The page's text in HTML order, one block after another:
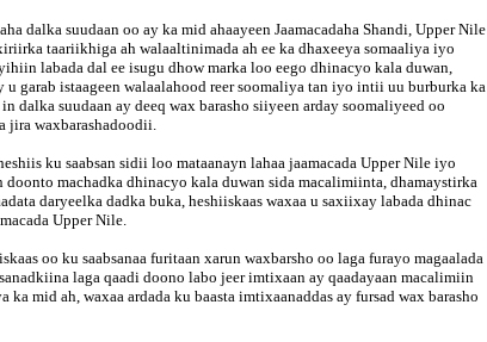
dalka suudaan oo ay ka mid ahaayeen Jaamacadaha Shandi, Upper Nile
taariikhiga ah walaaltinimada ah ee ka dhaxeeya somaaliya iyo
labada dal ee isugu dhow marka loo eego dhinacyo kala duwan,
garab istaageen walaalahood reer soomaliya tan iyo intii uu burburka ka
suudaan ay deeq wax barasho siiyeen arday soomaliyeed oo
waxbarashadoodii.
ku saabsan sidii loo mataanayn lahaa jaamacada Upper Nile iyo
machadka dhinacyo kala duwan sida macalimiinta, dhamaystirka
daryeelka dadka buka, heshiiskaas waxaa u saxiixay labada dhinac
Upper Nile.
oo ku saabsanaa furitaan xarun waxbarsho oo laga furayo magaalada
laga qaadi doono labo jeer imtixaan ay qaadayaan macalimiin
mid ah, waxaa ardada ku baasta imtixaanaddas ay fursad wax barasho